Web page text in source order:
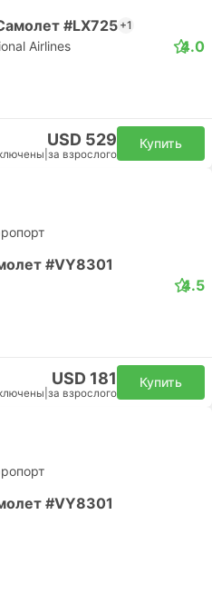
#LX725 +1
Airlines 4.0
USD 529
за взрослого
Купить
#VY8301
4.5
USD 181
за взрослого
Купить
#VY8301